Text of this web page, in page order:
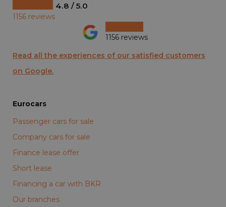
4.8 / 5.0
1156 reviews
1156 reviews
Read all the experiences of our satisfied customers
on Google.
Eurocars
Passenger cars for sale
Company cars for sale
Finance lease offer
Short lease
Financing a car with BKR
Our branches